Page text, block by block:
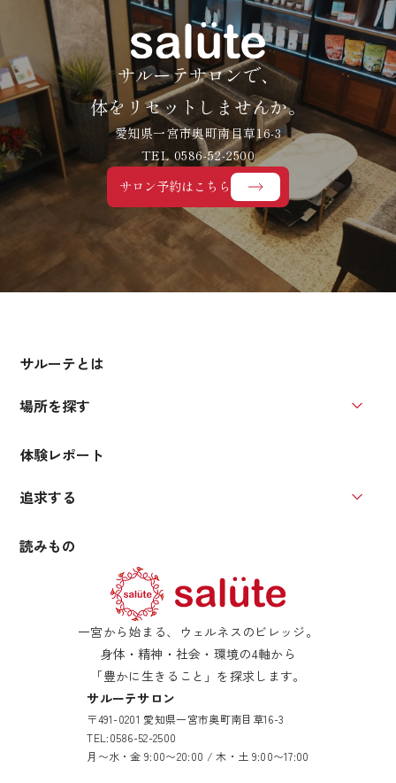
サルーテサロンで、
体をリセットしませんか。
愛知県一宮市奥町南目草16-3
TEL 0586-52-2500
サロン予約はこちら
一宮から始まる、ウェルネスのビレッジ。
身体・精神・社会・環境の4軸から
「豊かに生きること」を探求します。
サルーテサロン
〒491-0201 愛知県一宮市奥町南目草16-3
TEL:0586-52-2500
月〜水・金 9:00〜20:00 / 木・土 9:00〜17:00
サルーテとは
場所を探す
体験レポート
追求する
読みもの